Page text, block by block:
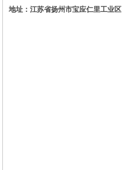
地址：江苏省扬州市宝应仁里工业区